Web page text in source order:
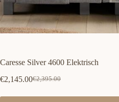
Caresse Silver 4600 Elektrisch
€2,395.00
Oorspronkelijke
€2,145.00Huidige